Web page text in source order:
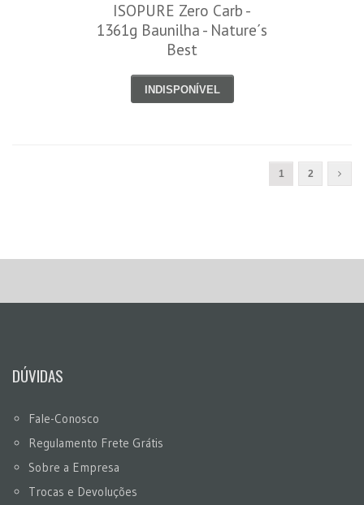
ISOPURE Zero Carb -
1361g Baunilha - Nature´s
Best
INDISPONÍVEL
1 2
DÚVIDAS
Fale-Conosco
Regulamento Frete Grátis
Sobre a Empresa
Trocas e Devoluções